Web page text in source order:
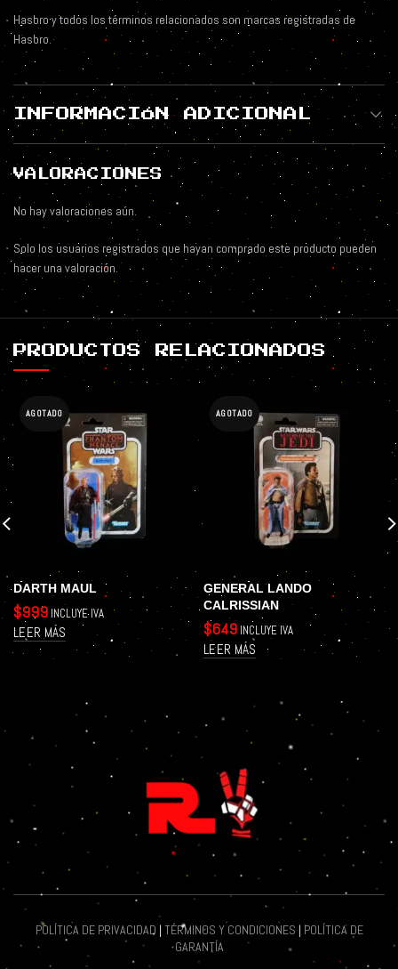
Hasbro y todos los términos relacionados son marcas registradas de
Hasbro.
INFORMACIÓN ADICIONAL
VALORACIONES
No hay valoraciones aún.
Solo los usuarios registrados que hayan comprado este producto pueden
hacer una valoración.
PRODUCTOS RELACIONADOS
AGOTADO
DARTH MAUL
$999 INCLUYE IVA
LEER MÁS
AGOTADO
GENERAL LANDO
CALRISSIAN
$649 INCLUYE IVA
LEER MÁS
POLÍTICA DE PRIVACIDAD | TÉRMINOS Y CONDICIONES | POLÍTICA DE
GARANTÍA